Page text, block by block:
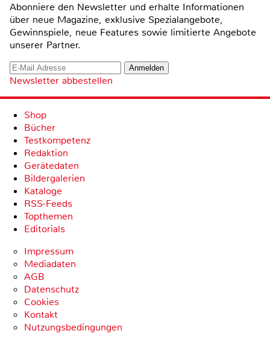
Abonniere den Newsletter und erhalte Informationen
über neue Magazine, exklusive Spezialangebote,
Gewinnspiele, neue Features sowie limitierte Angebote
unserer Partner.
Newsletter abbestellen
Shop
Bücher
Testkompetenz
Redaktion
Gerätedaten
Bildergalerien
Kataloge
RSS-Feeds
Topthemen
Editorials
Impressum
Mediadaten
AGB
Datenschutz
Cookies
Kontakt
Nutzungsbedingungen